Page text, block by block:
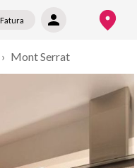
Fatura
› Mont Serrat